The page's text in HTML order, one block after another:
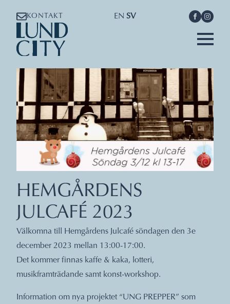
KONTAKT EN SV
HEMGÅRDENS
JULCAFÉ 2023
Välkomna till Hemgårdens Julcafé söndagen den 3e
december 2023 mellan 13:00-17:00.
Det kommer finnas kaffe & kaka, lotteri,
musikframträdande samt konst-workshop.
Information om nya projektet “UNG PREPPER” som